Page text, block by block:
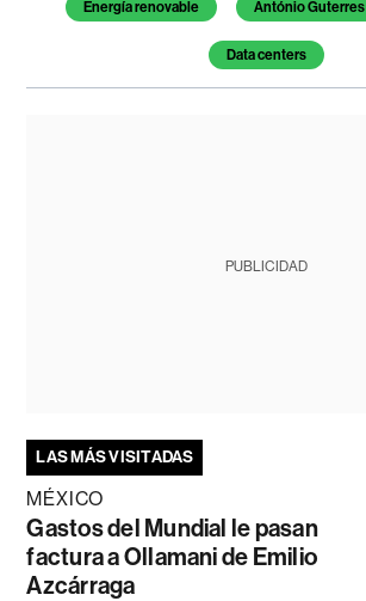
Energía renovable António Guterres
Data centers
PUBLICIDAD
LAS MÁS VISITADAS
MÉXICO
Gastos del Mundial le pasan
factura a Ollamani de Emilio
Azcárraga